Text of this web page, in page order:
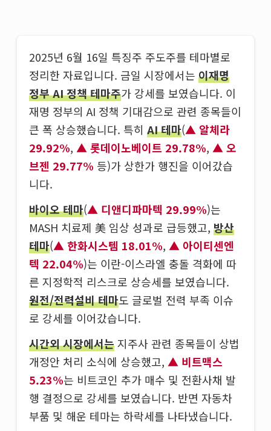
2025년 6월 16일 특징주 주도주를 테마별로
정리한 자료입니다. 금일 시장에서는 이재명
정부 AI 정책 테마주가 강세를 보였습니다. 이
재명 정부의 AI 정책 기대감으로 관련 종목들이
큰 폭 상승했습니다. 특히 AI 테마(
알체라
29.92%, 롯데이노베이트 29.78%,
오
브젠 29.77% 등)가 상한가 행진을 이어갔습
니다.
바이오 테마( 디앤디파마텍 29.99%)는
MASH 치료제 美 임상 성과로 급등했고, 방산
테마( 한화시스템 18.01%,
아이티센엔
텍 22.04%)는 이란-이스라엘 충돌 격화에 따
른 지정학적 리스크로 상승세를 보였습니다.
원전/전력설비 테마도 글로벌 전력 부족 이슈
로 강세를 이어갔습니다.
시간외 시장에서는지주사 관련 종목들이 상법
개정안 처리 소식에 상승했고,
비트맥스
5.23%는 비트코인 추가 매수 및 전환사채 발
행 결정으로 강세를 보였습니다. 반면 자동차
부품 및 해운 테마는 하락세를 나타냈습니다.